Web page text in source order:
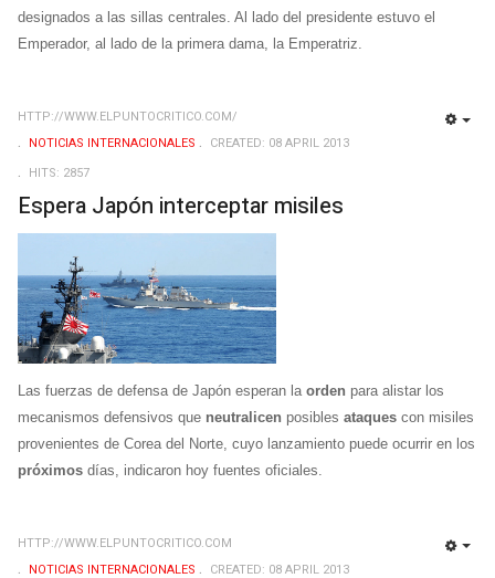
designados a las sillas centrales. Al lado del presidente estuvo el
Emperador, al lado de la primera dama, la Emperatriz.
HTTP://WWW.ELPUNTOCRITICO.COM/
NOTICIAS INTERNACIONALES
CREATED: 08 APRIL 2013
HITS: 2857
Espera Japón interceptar misiles
Las fuerzas de defensa de Japón esperan la orden para alistar los
mecanismos defensivos que neutralicen posibles ataques con misiles
provenientes de Corea del Norte, cuyo lanzamiento puede ocurrir en los
próximos días, indicaron hoy fuentes oficiales.
HTTP://WWW.ELPUNTOCRITICO.COM
NOTICIAS INTERNACIONALES
CREATED: 08 APRIL 2013